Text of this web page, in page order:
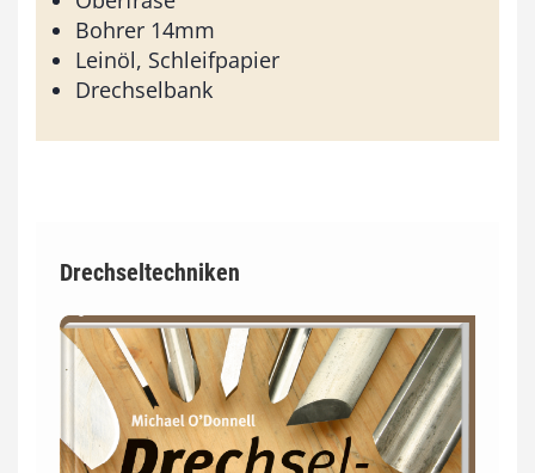
Bohrer 14mm
Leinöl, Schleifpapier
Drechselbank
Drechseltechniken